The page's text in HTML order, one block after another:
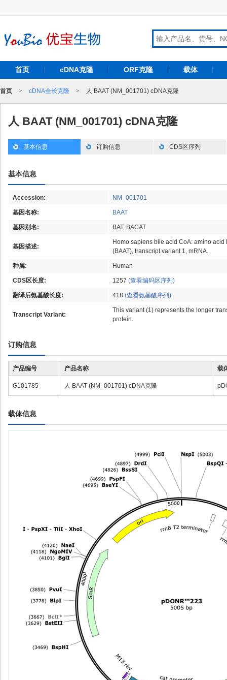
首页 cDNA克隆 ORF克隆 载体
首页 > cDNA全长克隆 > 人 BAAT (NM_001701) cDNA克隆
人 BAAT (NM_001701) cDNA克隆
基本信息 订购信息 CDS区序列
基本信息
Accession: NM_001701
基因名称: BAAT
基因别名: BAT; BACAT
基因描述:
Homo sapiens bile acid CoA: amino
(BAAT), transcript variant 1, mRNA.
种属: Human
CDS区长度: 1257 (查看编码区序列)
翻译后氨基酸长度: 418 (查看氨基酸序列)
Transcript Variant:
This variant (1) represents the longer
protein.
订购信息
产品编号 产品名称 载
G101785 人 BAAT (NM_001701) cDNA克隆
载体信息